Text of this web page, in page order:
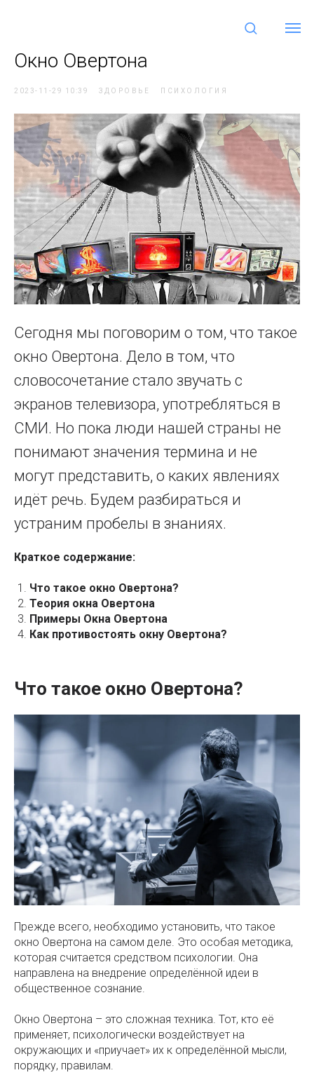
Окно Овертона
2023-11-29 10:39 ЗДОРОВЬЕ ПСИХОЛОГИЯ
Сегодня мы поговорим о том, что такое
окно Овертона. Дело в том, что
словосочетание стало звучать с
экранов телевизора, употребляться в
СМИ. Но пока люди нашей страны не
понимают значения термина и не
могут представить, о каких явлениях
идёт речь. Будем разбираться и
устраним пробелы в знаниях.
Краткое содержание:
Что такое окно Овертона?
Теория окна Овертона
Примеры Окна Овертона
Как противостоять окну Овертона?
Что такое окно Овертона?
Прежде всего, необходимо установить, что такое
окно Овертона на самом деле. Это особая методика,
которая считается средством психологии. Она
направлена на внедрение определённой идеи в
общественное сознание.
Окно Овертона – это сложная техника. Тот, кто её
применяет, психологически воздействует на
окружающих и «приучает» их к определённой мысли,
порядку, правилам.